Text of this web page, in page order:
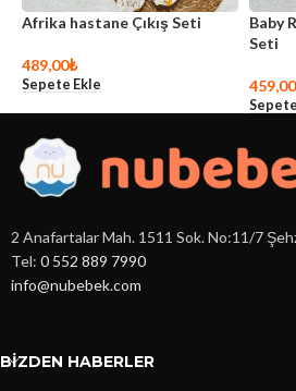
Afrika hastane Çıkış Seti
489,00₺
Sepete Ekle
Baby
Seti
459,00
2 Anafartalar Mah. 1511 Sok. No:11/7
Tel: 0 552 889 7990
info@nubebek.com
BIZDEN HABERLER